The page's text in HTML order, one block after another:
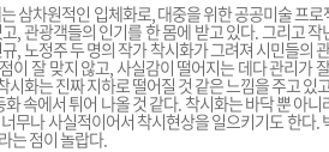
삼차원적인 입체화로, 대중을 위한 공공미술 프
, 관광객들의 인기를 한 몸에 받고 있다. 그리고
, 노정주 두 명의 작가 착시화가 그려져 시민들의
이 잘 맞지 않고, 사실감이 떨어지는 데다 관리가
화는 진짜 지하로 떨어질 것 같은 느낌을 주고 있
속에서 튀어 나올 것 같다. 착시화는 바닥 뿐 아
무나 사실적이어서 착시현상을 일으키기도 한다.
는 점이 놀랍다.